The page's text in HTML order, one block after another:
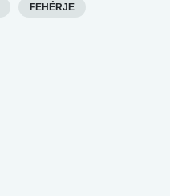
FEHÉRJE